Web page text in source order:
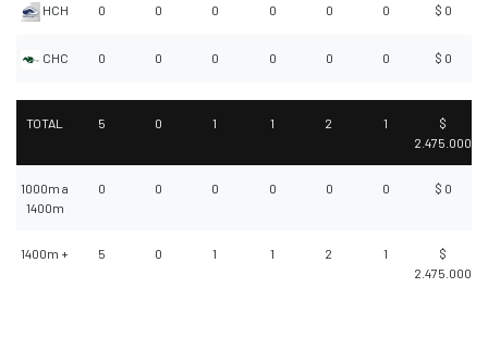
HCH 0 0 0 0 0 0 $ 0
CHC 0 0 0 0 0 0 $ 0
TOTAL 5 0 1 1 2 1
$
2.475.000
1000m a
1400m
0 0 0 0 0 0 $ 0
1400m + 5 0 1 1 2 1
$
2.475.000